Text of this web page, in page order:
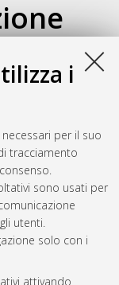
i
per il suo
tracciamento
sono usati per
utenti.
solo con i
attivando
Atom
della tesi|
2026 CEST